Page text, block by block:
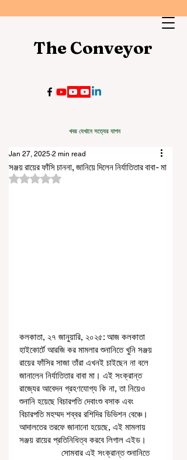
The Conveyor
খবর যেখানে সত্যের যাপন
সঞ্জয় রায়ের ফাঁসি চাননা, জানিয়ে দিলেন নির্যাতিতার বাবা- মা
Jan 27, 2025 2 min read
Rated NaN out of 5 stars.
কলকাতা, ২৭ জানুয়ারি, ২০২৫: আজ কলকাতা
হাইকোর্টে আরজি কর মামলার শুনানিতে খুনি সঞ্জয়
রায়ের ফাঁসির সাজা তাঁরা এখনই চাইছেন না বলে
জানালেন নির্যাতিতার বাবা মা। এই সংক্রান্ত
রাজ্যের আবেদন গ্রহণযোগ্য কি না, তা নিয়েও
শুনানি হয়েছে বিচারপতি দেবাংশু বসাক এবং
বিচারপতি মহম্মদ শব্বর রশিদির ডিভিশন বেঞ্চে।
আদালতের তরফে জানানো হয়েছে, এই মামলায়
সঞ্জয় রায়ের প্রতিনিধিত্ব করবে লিগাল এইড।